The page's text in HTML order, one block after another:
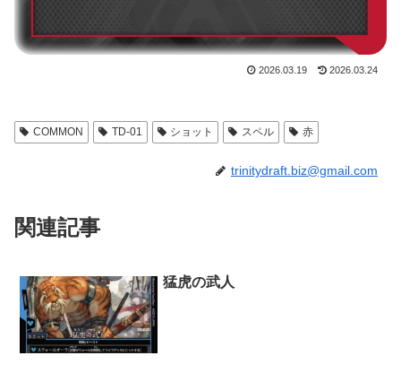
2026.03.19 2026.03.24
COMMON TD-01 ショット スペル 赤
trinitydraft.biz@gmail.com
関連記事
猛虎の武人